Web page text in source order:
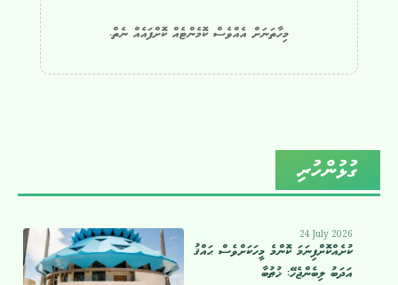
މިހާތަނަށް އެއްވެސް ކޮމެންޓެއް ކޮށްފައެއް ނެތް.
ގުޅުންހުރި
24 July 2026
ކުށެއްކޮށްފިނަމަ ކޮންމެ މީހަކަށްވެސް ޙައްޤު
އަދަބު ލިބެންޖެހޭ: ޚުޠުބާ